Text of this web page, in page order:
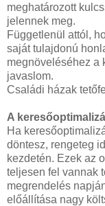
meghatározott
jelennek meg.
Függetlenül attól,
saját tulajdonú
megnöveléséhez a
javaslom.
Családi házak
A
Ha
döntesz, rengeteg
kezdetén. Ezek az
teljesen fel vannak
megrendelés
előállítása nagy